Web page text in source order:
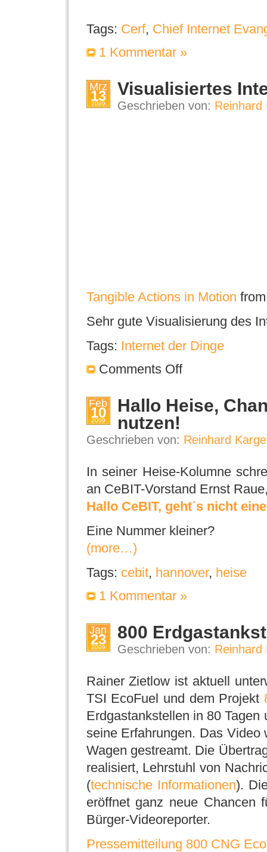
Tags: Cerf, Chief Internet
1 Kommentar »
Mrz
13
2009
Visualisiertes
Geschrieben von: Reinhard
Tangible Actions in Motion
Sehr gute Visualisierung des
Tags: Internet der Dinge
Comments Off
Feb
10
2009
Hallo Heise,
nutzen!
Geschrieben von: Reinhard
In seiner Heise-Kolumne
an CeBIT-Vorstand Ernst
Hallo CeBIT, geht´s nicht
Eine Nummer kleiner?
(more…)
Tags: cebit, hannover, heise
1 Kommentar »
Jan
23
2009
800
Geschrieben von: Reinhard
Rainer Zietlow ist aktuell
TSI EcoFuel und dem Projekt
Erdgastankstellen in 80
seine Erfahrungen. Das
Wagen gestreamt. Die
realisiert, Lehrstuhl von
(technische Informationen).
eröffnet ganz neue Chancen
Bürger-Videoreporter.
Pressemitteilung 800 CNG